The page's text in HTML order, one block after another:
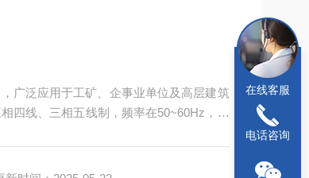
广泛应用于工矿、企事业单位及高层建筑
四线、三相五线制，频率在50~60Hz，额
在线客服
电话咨询